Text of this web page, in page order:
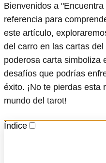
Bienvenidos a
referencia para
este artículo,
del carro en las cartas
poderosa carta simboliza
desafíos que podrías
éxito. ¡No te pierdas esta
mundo del tarot!
Índice